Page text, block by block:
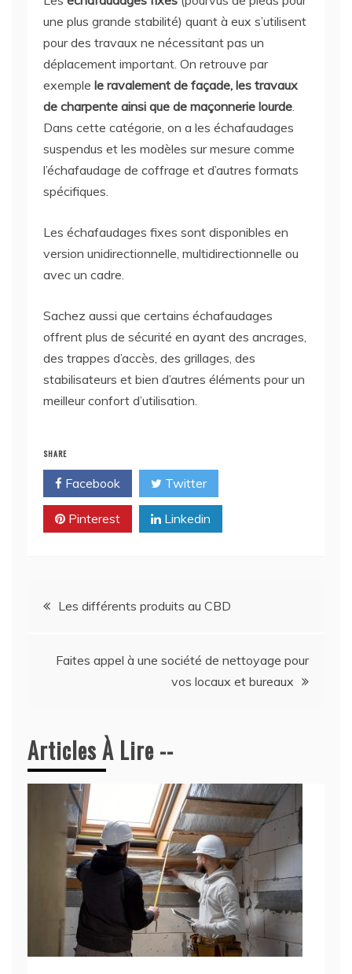
une plus grande stabilité) quant à eux s’utilisent
pour des travaux ne nécessitant pas un
déplacement important. On retrouve par
exemple le ravalement de façade, les travaux
de charpente ainsi que de maçonnerie lourde.
Dans cette catégorie, on a les échafaudages
suspendus et les modèles sur mesure comme
l’échafaudage de coffrage et d’autres formats
spécifiques.
Les échafaudages fixes sont disponibles en
version unidirectionnelle, multidirectionnelle ou
avec un cadre.
Sachez aussi que certains échafaudages
offrent plus de sécurité en ayant des ancrages,
des trappes d’accès, des grillages, des
stabilisateurs et bien d’autres éléments pour un
meilleur confort d’utilisation.
SHARE
Facebook Twitter
Pinterest Linkedin
Navigation
Les différents produits au CBD
Faites appel à une société de nettoyage pour
vos locaux et bureaux
Articles À Lire --